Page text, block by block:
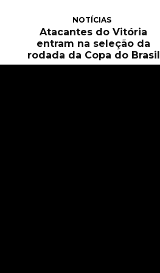
NOTÍCIAS
Atacantes do Vitória
entram na seleção da
rodada da Copa do Brasil